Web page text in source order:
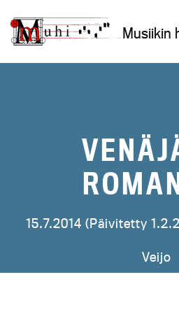
sisältöön
Musiikin
15.7.2014 (Päivitetty
Veijo